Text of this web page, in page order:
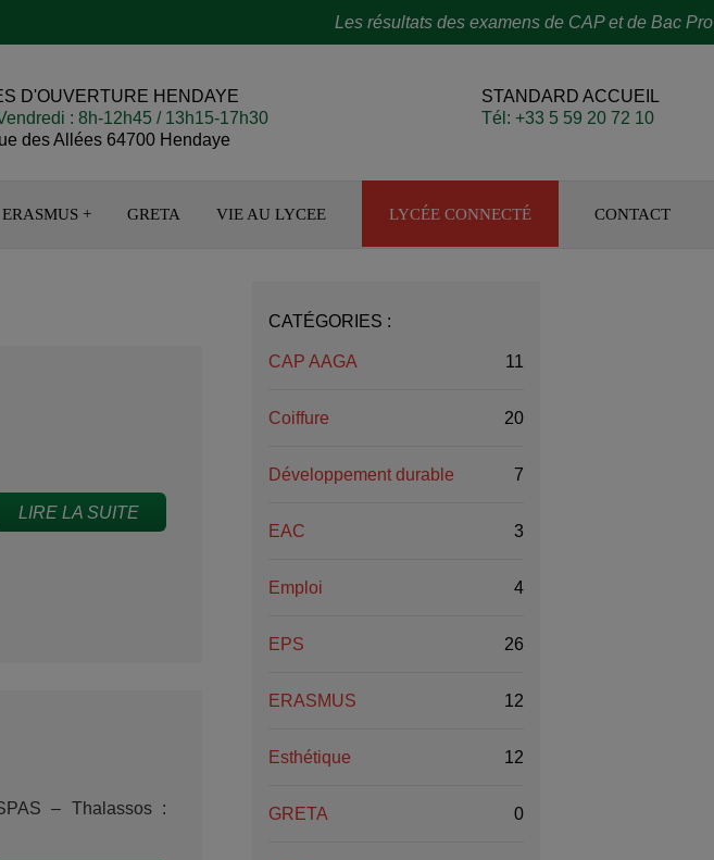
Les résultats des examens de CAP et de Bac Pro
D'OUVERTURE HENDAYE
: 8h-12h45 / 13h15-17h30
des Allées 64700 Hendaye
STANDARD ACCUEIL
Tél: +33 5 59 20 72 10
ERASMUS + GRETA VIE AU LYCEE LYCÉE CONNECTÉ CONTACT
LIRE LA SUITE
– Thalassos :
CATÉGORIES :
CAP AAGA 11
Coiffure 20
Développement durable 7
EAC 3
Emploi 4
EPS 26
ERASMUS 12
Esthétique 12
GRETA 0